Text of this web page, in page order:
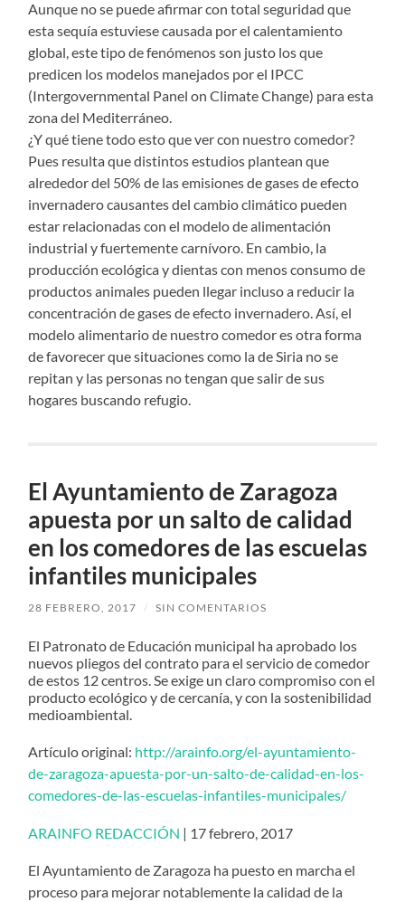
Aunque no se puede afirmar con total seguridad que
esta sequía estuviese causada por el calentamiento
global, este tipo de fenómenos son justo los que
predicen los modelos manejados por el IPCC
(Intergovernmental Panel on Climate Change) para esta
zona del Mediterráneo.
¿Y qué tiene todo esto que ver con nuestro comedor?
Pues resulta que distintos estudios plantean que
alrededor del 50% de las emisiones de gases de efecto
invernadero causantes del cambio climático pueden
estar relacionadas con el modelo de alimentación
industrial y fuertemente carnívoro. En cambio, la
producción ecológica y dientas con menos consumo de
productos animales pueden llegar incluso a reducir la
concentración de gases de efecto invernadero. Así, el
modelo alimentario de nuestro comedor es otra forma
de favorecer que situaciones como la de Siria no se
repitan y las personas no tengan que salir de sus
hogares buscando refugio.
El Ayuntamiento de Zaragoza
apuesta por un salto de calidad
en los comedores de las escuelas
infantiles municipales
28 FEBRERO, 2017 / SIN COMENTARIOS
El Patronato de Educación municipal ha aprobado los
nuevos pliegos del contrato para el servicio de comedor
de estos 12 centros. Se exige un claro compromiso con el
producto ecológico y de cercanía, y con la sostenibilidad
medioambiental.
Artículo original: http://arainfo.org/el-ayuntamiento-
de-zaragoza-apuesta-por-un-salto-de-calidad-en-los-
comedores-de-las-escuelas-infantiles-municipales/
ARAINFO REDACCIÓN | 17 febrero, 2017
El Ayuntamiento de Zaragoza ha puesto en marcha el
proceso para mejorar notablemente la calidad de la